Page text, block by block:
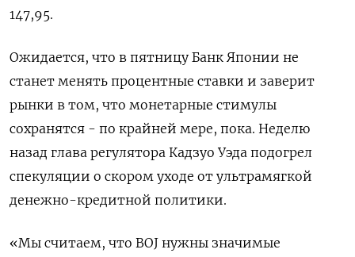
147,95.
Ожидается, что в пятницу Банк Японии не
станет менять процентные ставки и заверит
рынки в том, что монетарные стимулы
сохранятся - по крайней мере, пока. Неделю
назад глава регулятора Кадзуо Уэда подогрел
спекуляции о скором уходе от ультрамягкой
денежно-кредитной политики.
«Мы считаем, что BOJ нужны значимые